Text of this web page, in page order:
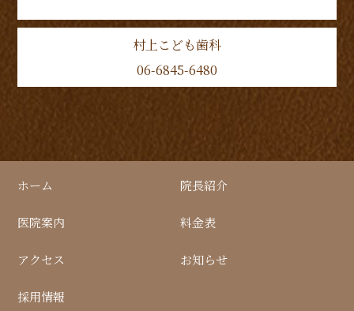
村上こども歯科
06-6845-6480
ホーム 院長紹介
医院案内 料金表
アクセス お知らせ
採用情報